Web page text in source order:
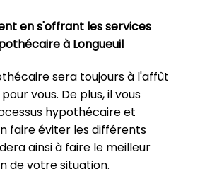
en s'offrant les services
à Longueuil
sera toujours à l'affût
vous. De plus, il vous
hypothécaire et
faire éviter les différents
ainsi à faire le meilleur
de votre situation.